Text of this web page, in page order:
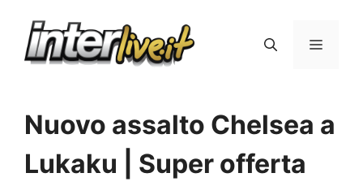
Menu
Nuovo assalto Chelsea a
Lukaku | Super offerta